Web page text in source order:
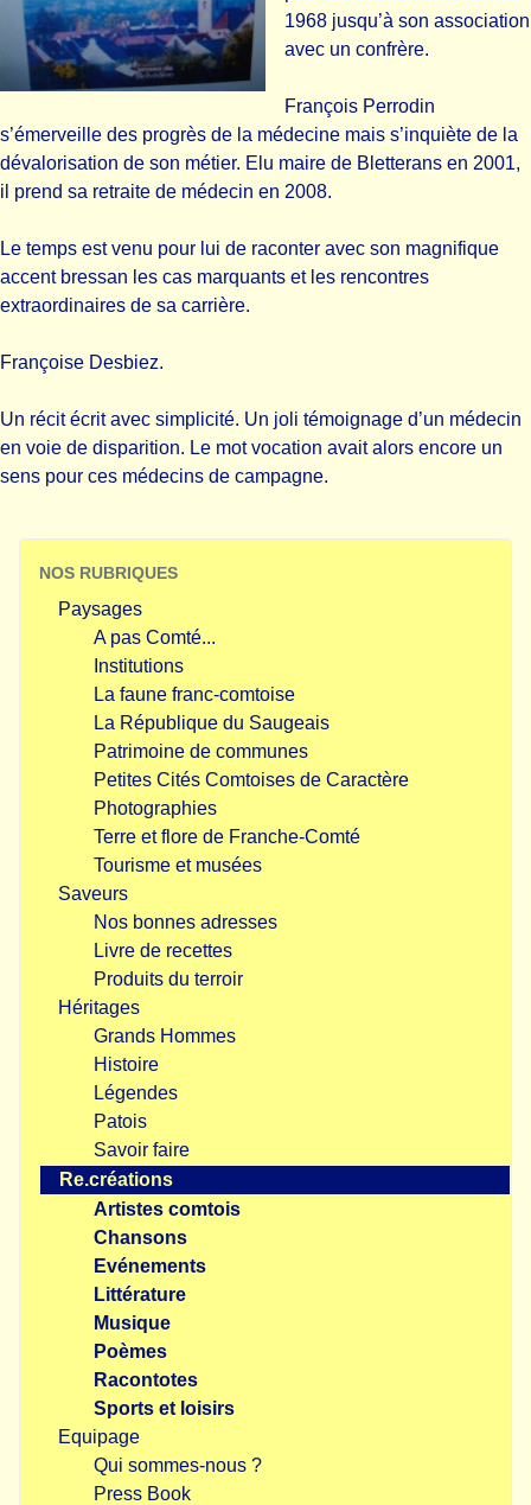
1968 jusqu’à son association
avec un confrère.
François Perrodin
s’émerveille des progrès de la médecine mais s’inquiète de la
dévalorisation de son métier. Elu maire de Bletterans en 2001,
il prend sa retraite de médecin en 2008.
Le temps est venu pour lui de raconter avec son magnifique
accent bressan les cas marquants et les rencontres
extraordinaires de sa carrière.
Françoise Desbiez.
Un récit écrit avec simplicité. Un joli témoignage d’un médecin
en voie de disparition. Le mot vocation avait alors encore un
sens pour ces médecins de campagne.
NOS RUBRIQUES
Paysages
A pas Comté...
Institutions
La faune franc-comtoise
La République du Saugeais
Patrimoine de communes
Petites Cités Comtoises de Caractère
Photographies
Terre et flore de Franche-Comté
Tourisme et musées
Saveurs
Nos bonnes adresses
Livre de recettes
Produits du terroir
Héritages
Grands Hommes
Histoire
Légendes
Patois
Savoir faire
Re.créations
Artistes comtois
Chansons
Evénements
Littérature
Musique
Poèmes
Racontotes
Sports et loisirs
Equipage
Qui sommes-nous ?
Press Book